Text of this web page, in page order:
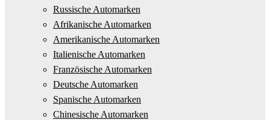
Russische Automarken
Afrikanische Automarken
Amerikanische Automarken
Italienische Automarken
Französische Automarken
Deutsche Automarken
Spanische Automarken
Chinesische Automarken